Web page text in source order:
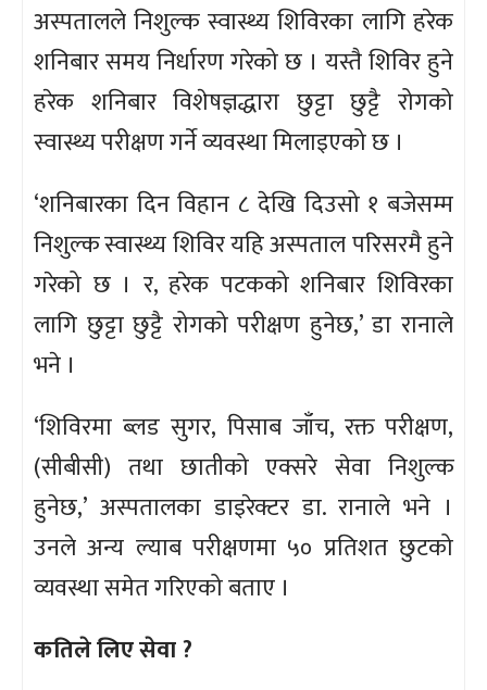
अस्पतालले निशुल्क स्वास्थ्य शिविरका लागि हरेक
शनिबार समय निर्धारण गरेको छ । यस्तै शिविर हुने
हरेक शनिबार विशेषज्ञद्धारा छुट्टा छुट्टै रोगको
स्वास्थ्य परीक्षण गर्ने व्यवस्था मिलाइएको छ ।
‘शनिबारका दिन विहान ८ देखि दिउसो १ बजेसम्म
निशुल्क स्वास्थ्य शिविर यहि अस्पताल परिसरमै हुने
गरेको छ । र, हरेक पटकको शनिबार शिविरका
लागि छुट्टा छुट्टै रोगको परीक्षण हुनेछ,’ डा रानाले
भने ।
‘शिविरमा ब्लड सुगर, पिसाब जाँच, रक्त परीक्षण,
(सीबीसी) तथा छातीको एक्सरे सेवा निशुल्क
हुनेछ,’ अस्पतालका डाइरेक्टर डा. रानाले भने ।
उनले अन्य ल्याब परीक्षणमा ५० प्रतिशत छुटको
व्यवस्था समेत गरिएको बताए ।
कतिले लिए सेवा ?